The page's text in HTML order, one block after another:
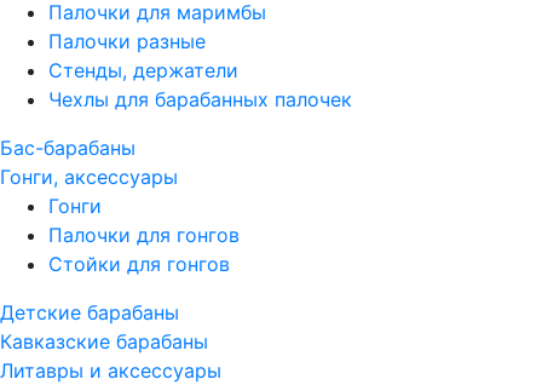
Палочки для маримбы
Палочки разные
Стенды, держатели
Чехлы для барабанных палочек
Бас-барабаны
Гонги, аксессуары
Гонги
Палочки для гонгов
Стойки для гонгов
Детские барабаны
Кавказские барабаны
Литавры и аксессуары